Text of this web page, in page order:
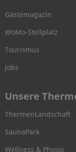
Gästemagazin
WoMo-Stellplatz
Tourismus
Jobs
Unsere
ThermenLandschaft
SaunaPark
Wellness & Physio